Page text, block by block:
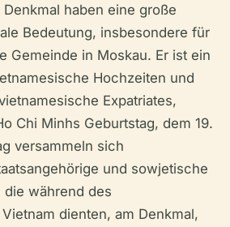
haben eine große
Bedeutung, insbesondere für
Gemeinde in Moskau. Er ist ein
Hochzeiten und
Expatriates,
Chi Minhs Geburtstag, dem 19.
versammeln sich
und sowjetische
die während des
dienten, am Denkmal,